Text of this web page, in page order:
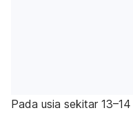
Pada usia sekitar